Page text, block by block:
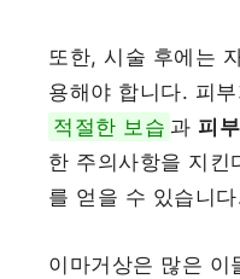
또한, 시술 후에는
용해야 합니다. 피
적절한 보습 과 피
한 주의사항을 지킨
를 얻을 수 있습니
이마거상은 많은 이